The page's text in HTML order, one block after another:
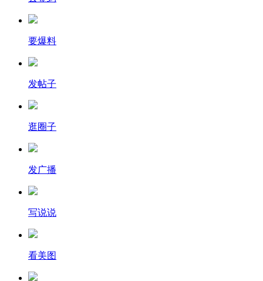
要爆料
发帖子
逛圈子
发广播
写说说
看美图